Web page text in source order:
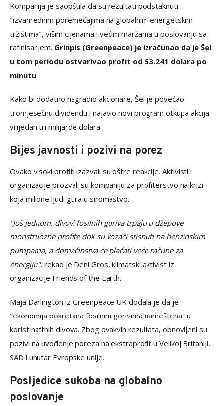
Kompanija je saopštila da su rezultati podstaknuti
"izvanrednim poremećajima na globalnim energetskim
tržištima", višim cijenama i većim maržama u poslovanju sa
rafinisanjem. Grinpis (Greenpeace) je izračunao da je Šel
u tom periodu ostvarivao profit od 53.241 dolara po
minutu.
Kako bi dodatno nagradio akcionare, Šel je povećao
tromjesečnu dividendu i najavio novi program otkupa akcija
vrijedan tri milijarde dolara.
Bijes javnosti i pozivi na porez
Ovako visoki profiti izazvali su oštre reakcije. Aktivisti i
organizacije prozvali su kompaniju za profiterstvo na krizi
koja milione ljudi gura u siromaštvo.
"Još jednom, divovi fosilnih goriva trpaju u džepove
monstruozne profite dok su vozači stisnuti na benzinskim
pumpama, a domaćinstva će plaćati veće račune za
energiju", rekao je Deni Gros, klimatski aktivist iz
organizacije Friends of the Earth.
Maja Darlington iz Greenpeace UK dodala je da je
"ekonomija pokretana fosilnim gorivima nameštena" u
korist naftnih divova. Zbog ovakvih rezultata, obnovljeni su
pozivi na uvođenje poreza na ekstraprofit u Velikoj Britaniji,
SAD i unutar Evropske unije.
Posljedice sukoba na globalno
poslovanje